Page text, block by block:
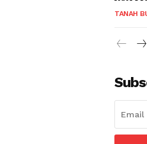
TANAH